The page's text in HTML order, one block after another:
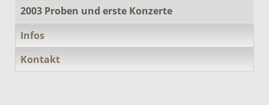
2003 Proben und erste Konzerte
Infos
Kontakt